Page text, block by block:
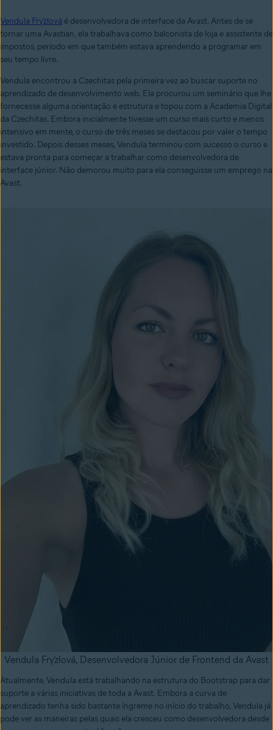
Vendula Frýzlová é desenvolvedora de interface da Avast. Antes de se
tornar uma Avastian, ela trabalhava como balconista de loja e assistente de
impostos, período em que também estava aprendendo a programar em
seu tempo livre.
Vendula encontrou a Czechitas pela primeira vez ao buscar suporte no
aprendizado de desenvolvimento web. Ela procurou um seminário que lhe
fornecesse alguma orientação e estrutura e topou com a Academia Digital
da Czechitas. Embora inicialmente tivesse um curso mais curto e menos
intensivo em mente, o curso de três meses se destacou por valer o tempo
investido. Depois desses meses, Vendula terminou com sucesso o curso e
estava pronta para começar a trabalhar como desenvolvedora de
interface júnior. Não demorou muito para ela conseguisse um emprego na
Avast.
Vendula Frýzlová, Desenvolvedora Júnior de Frontend da Avast
Atualmente, Vendula está trabalhando na estrutura do Bootstrap para dar
suporte a várias iniciativas de toda a Avast. Embora a curva de
aprendizado tenha sido bastante íngreme no início do trabalho, Vendula já
pode ver as maneiras pelas quais ela cresceu como desenvolvedora desde